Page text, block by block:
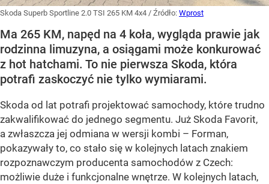
Skoda Superb Sportline 2.0 TSI 265 KM 4x4 / Źródło: Wprost
Ma 265 KM, napęd na 4 koła, wygląda prawie jak
rodzinna limuzyna, a osiągami może konkurować
z hot hatchami. To nie pierwsza Skoda, która
potrafi zaskoczyć nie tylko wymiarami.
Skoda od lat potrafi projektować samochody, które trudno
zakwalifikować do jednego segmentu. Już Skoda Favorit,
a zwłaszcza jej odmiana w wersji kombi – Forman,
pokazywały to, co stało się w kolejnych latach znakiem
rozpoznawczym producenta samochodów z Czech:
możliwie duże i funkcjonalne wnętrze. W kolejnych latach,